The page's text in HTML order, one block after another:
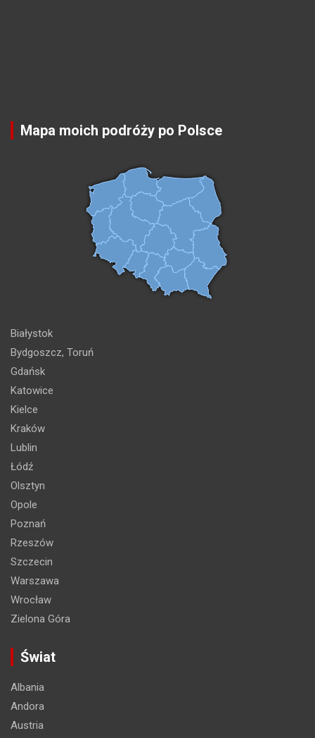
Mapa moich podróży po Polsce
Białystok
Bydgoszcz, Toruń
Gdańsk
Katowice
Kielce
Kraków
Lublin
Łódź
Olsztyn
Opole
Poznań
Rzeszów
Szczecin
Warszawa
Wrocław
Zielona Góra
Świat
Albania
Andora
Austria